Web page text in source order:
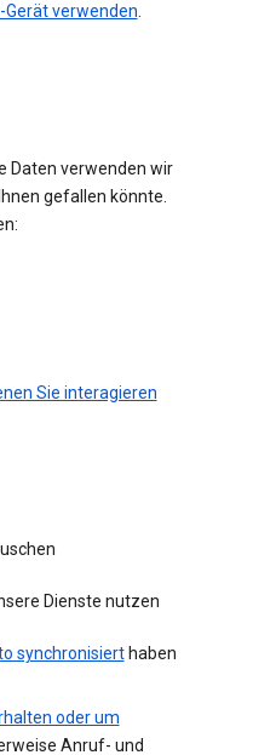
verwenden.
Daten verwenden wir
gefallen könnte.
Sie interagieren
Dienste nutzen
synchronisierthaben
oder um
Anruf- und